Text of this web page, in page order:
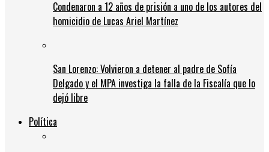
Condenaron a 12 años de prisión a uno de los autores del
homicidio de Lucas Ariel Martínez
San Lorenzo: Volvieron a detener al padre de Sofía
Delgado y el MPA investiga la falla de la Fiscalía que lo
dejó libre
Política